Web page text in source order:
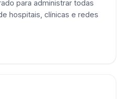
para administrar todas
hospitais, clínicas e redes